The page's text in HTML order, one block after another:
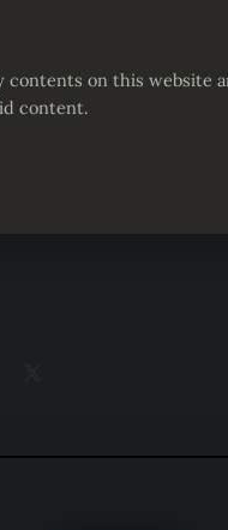
contents on this website
content.